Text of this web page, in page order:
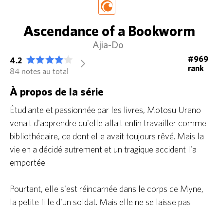
Ascendance of a Bookworm
Ajia-Do
4.2
84 notes au total
arrow_forward_ios
#969
rank
À propos de la série
Étudiante et passionnée par les livres, Motosu Urano
venait d'apprendre qu'elle allait enfin travailler comme
bibliothécaire, ce dont elle avait toujours rêvé. Mais la
vie en a décidé autrement et un tragique accident l'a
emportée.
Pourtant, elle s'est réincarnée dans le corps de Myne,
la petite fille d'un soldat. Mais elle ne se laisse pas